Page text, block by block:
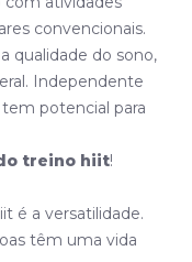
convencionais.
qualidade do sono,
Independente
potencial para
treino hiit!
é a versatilidade.
têm uma vida